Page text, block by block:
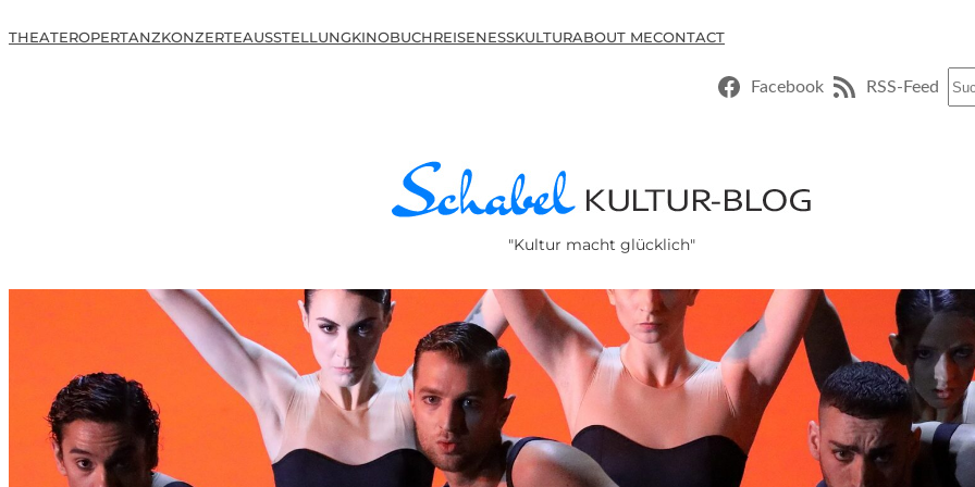
THEATEROPERTANZKONZERTEAUSSTELLUNGKINOBUCHREISENESSKULTURABOUT MECONTACT
Facebook RSS-Feed
"Kultur macht glücklich"